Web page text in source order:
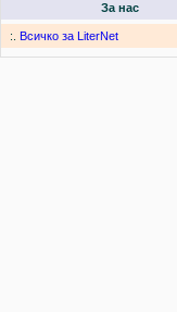
За нас
:. Всичко за LiterNet